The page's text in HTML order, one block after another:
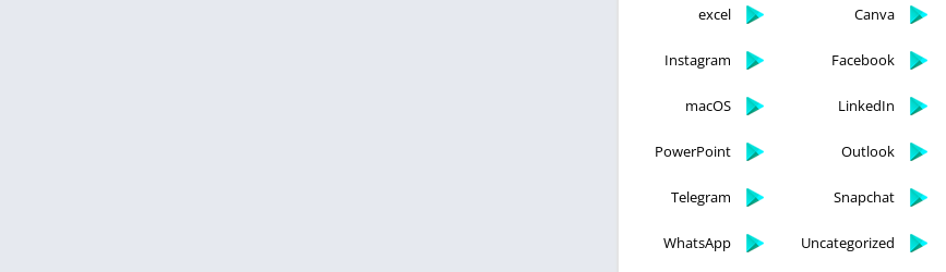
Canva
excel
Facebook
Instagram
LinkedIn
macOS
Outlook
PowerPoint
Snapchat
Telegram
Uncategorized
WhatsApp